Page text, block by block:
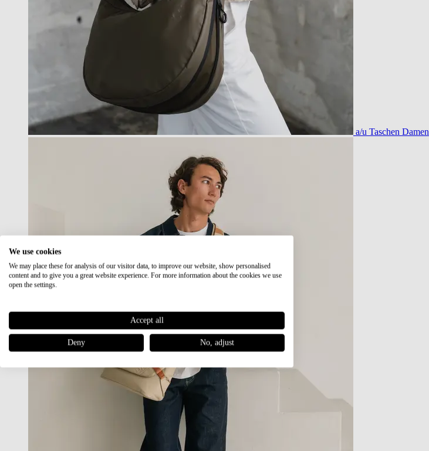
a/u Taschen Damen
We use cookies
We may place these for analysis of our visitor data, to improve our website, show personalised
content and to give you a great website experience. For more information about the cookies we use
open the settings.
Accept all
Deny No, adjust